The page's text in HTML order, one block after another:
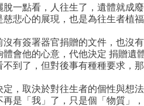
點看，人往生了，遺體就成廢
慈悲心的展現，也是為往生者植
簽署器官捐贈的文件，也沒有
體會他的心意，代他決定 捐贈
不到了，但對後事有種種要求，
取決於對往生者的個性與想法
再是「我」了，只是個「物質」